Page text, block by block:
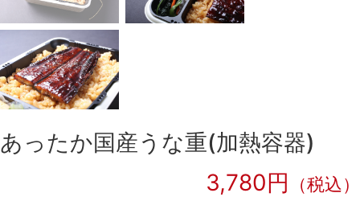
あったか国産うな重(加熱容器)
3,780円
（税込）